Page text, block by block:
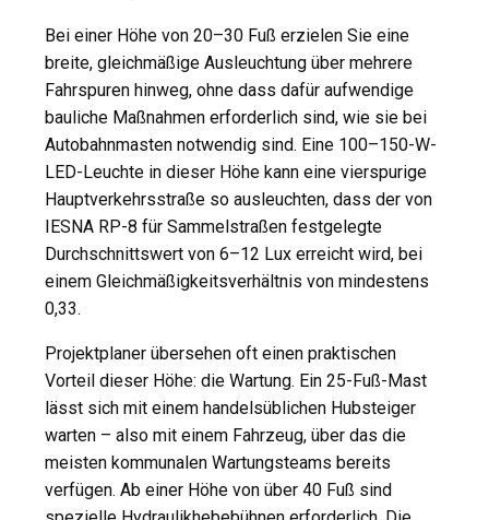
Bei einer Höhe von 20–30 Fuß erzielen Sie eine
breite, gleichmäßige Ausleuchtung über mehrere
Fahrspuren hinweg, ohne dass dafür aufwendige
bauliche Maßnahmen erforderlich sind, wie sie bei
Autobahnmasten notwendig sind. Eine 100–150-W-
LED-Leuchte in dieser Höhe kann eine vierspurige
Hauptverkehrsstraße so ausleuchten, dass der von
IESNA RP-8 für Sammelstraßen festgelegte
Durchschnittswert von 6–12 Lux erreicht wird, bei
einem Gleichmäßigkeitsverhältnis von mindestens
0,33.
Projektplaner übersehen oft einen praktischen
Vorteil dieser Höhe: die Wartung. Ein 25-Fuß-Mast
lässt sich mit einem handelsüblichen Hubsteiger
warten – also mit einem Fahrzeug, über das die
meisten kommunalen Wartungsteams bereits
verfügen. Ab einer Höhe von über 40 Fuß sind